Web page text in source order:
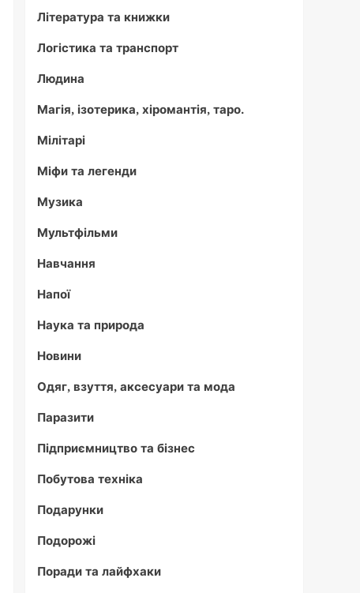
Література та книжки
Логістика та транспорт
Людина
Магія, ізотерика, хіромантія, таро.
Мілітарі
Міфи та легенди
Музика
Мультфільми
Навчання
Напої
Наука та природа
Новини
Одяг, взуття, аксесуари та мода
Паразити
Підприємництво та бізнес
Побутова техніка
Подарунки
Подорожі
Поради та лайфхаки